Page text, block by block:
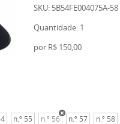
SKU: 5B54FE004075A-58
Quantidade: 1
por R$ 150,00
n.º 55 n.º 56 n.º 57 n.º 58